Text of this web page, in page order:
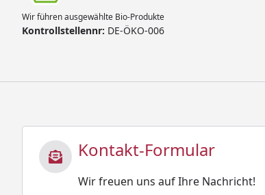
Wir führen ausgewählte Bio-Produkte
Kontrollstellennr: DE-ÖKO-006
Kontakt-Formular
Wir freuen uns auf Ihre Nachricht!